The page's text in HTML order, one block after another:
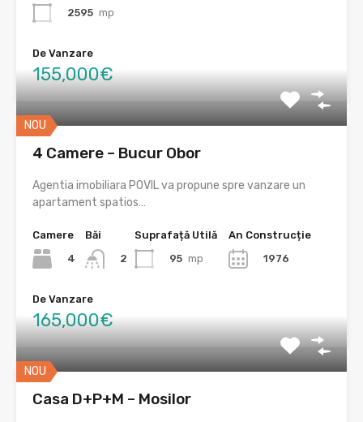
2595 mp
De Vanzare
155,000€
NOU
4 Camere – Bucur Obor
Agentia imobiliara POVIL va propune spre vanzare un
apartament spatios…
Camere
4
Băi
2
Suprafață Utilă
95 mp
An Construcție
1976
De Vanzare
165,000€
NOU
Casa D+P+M – Mosilor